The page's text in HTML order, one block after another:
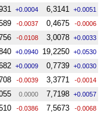
+0.0004 6,3141 +0.0051
-0.0037 0,4675 -0.0006
-0.0108 3,0078 +0.0033
+0.0940 19,2250 +0.0530
+0.0009 0,7739 +0.0030
-0.0039 3,3771 -0.0014
0.0000 7,7198 +0.0057
-0.0386 7,5673 -0.0068